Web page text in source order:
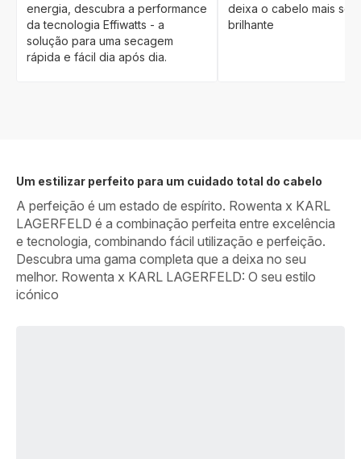
energia, descubra a performance
da tecnologia Effiwatts - a
solução para uma secagem
rápida e fácil dia após dia.
deixa o cabelo mais
brilhante
Um estilizar perfeito para um cuidado total do cabelo
A perfeição é um estado de espírito. Rowenta x KARL
LAGERFELD é a combinação perfeita entre excelência
e tecnologia, combinando fácil utilização e perfeição.
Descubra uma gama completa que a deixa no seu
melhor. Rowenta x KARL LAGERFELD: O seu estilo
icónico